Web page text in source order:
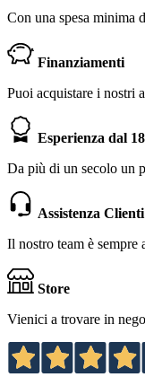
Con una spesa minima
Finanziamenti
Puoi acquistare i nostri
Esperienza dal
Da più di un secolo un
Assistenza Clienti
Il nostro team è sempre
Store
Vienici a trovare in